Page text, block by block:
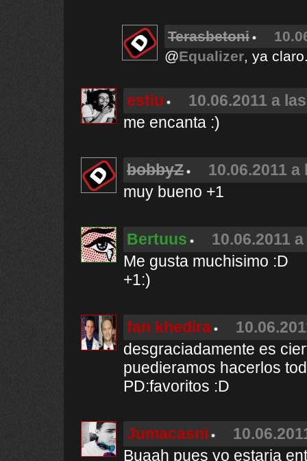
Terasbetoni
@Equalizer, ya
estiu
10.06.2011 a
me encanta :)
bobbyZ
10.06.2011 a
muy bueno +1
Bertuus
10.06.2011
Me gusta muchisimo :D
+1:)
fan khedira
desgraciadamente es
puedieramos hacerlos
PD:favoritos :D
Jumacasni
Buaah pues yo estaria